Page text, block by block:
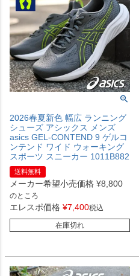
2026春夏新色 幅広 ランニング
シューズ アシックス メンズ
asics GEL-CONTEND 9 ゲルコ
ンテンド ワイド ウォーキング
スポーツ スニーカー 1011B882
送料無料
メーカー希望小売価格 ¥8,800
のところ
エレスポ価格 ¥7,400税込
在庫切れ